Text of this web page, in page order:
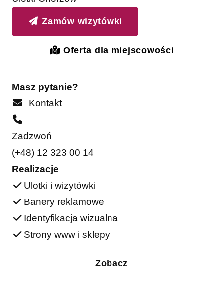
Zamów wizytówki
Oferta dla miejscowości
Masz pytanie?
Kontakt
Zadzwoń
(+48) 12 323 00 14
Realizacje
Ulotki i wizytówki
Banery reklamowe
Identyfikacja wizualna
Strony www i sklepy
Zobacz